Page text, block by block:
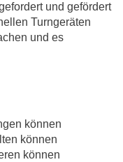
und gefördert
Turngeräten
und es
können
können
können